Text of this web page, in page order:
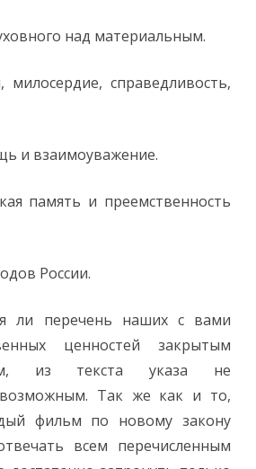
над материальным.
справедливость,
и взаимоуважение.
память и преемственность
России.
ли перечень наших с вами
ценностей закрытым
из текста указа не
возможным. Так же как и то,
фильм по новому закону
всем перечисленным